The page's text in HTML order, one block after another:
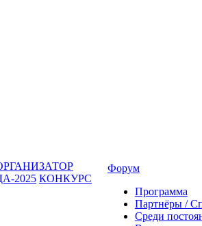
2025 КОНКУРС
Форум
Программа
Партнёры /
Среди